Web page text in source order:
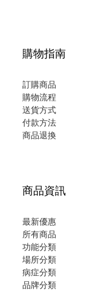
購物指南
訂購商品
購物流程
送貨方式
付款方法
商品退換
商品資訊
最新優惠
所有商品
功能分類
場所分類
病症分類
品牌分類